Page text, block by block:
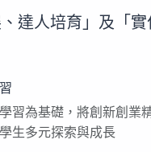
達人培育」及「
習為基礎，將創新創業
生多元探索與成長